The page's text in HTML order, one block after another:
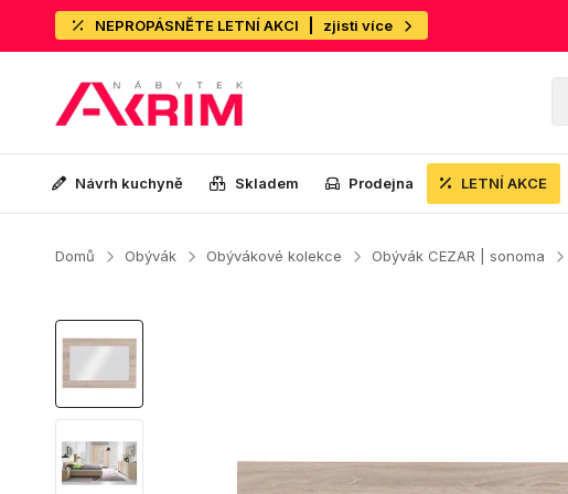
NEPROPÁSNĚTE LETNÍ AKCI zjisti více
Návrh kuchyně Skladem Prodejna LETNÍ AKCE
Domů Obývák Obývákové kolekce Obývák CEZAR | sonoma